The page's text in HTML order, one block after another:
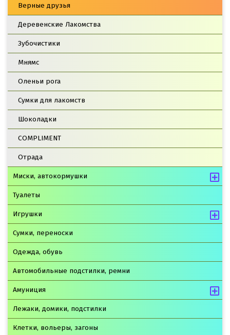
Верные друзья
Деревенские Лакомства
Зубочистики
Мнямс
Оленьи рога
Сумки для лакомств
Шоколадки
COMPLIMENT
Отрада
Миски, автокормушки
Туалеты
Игрушки
Сумки, переноски
Одежда, обувь
Автомобильные подстилки, ремни
Амуниция
Лежаки, домики, подстилки
Клетки, вольеры, загоны